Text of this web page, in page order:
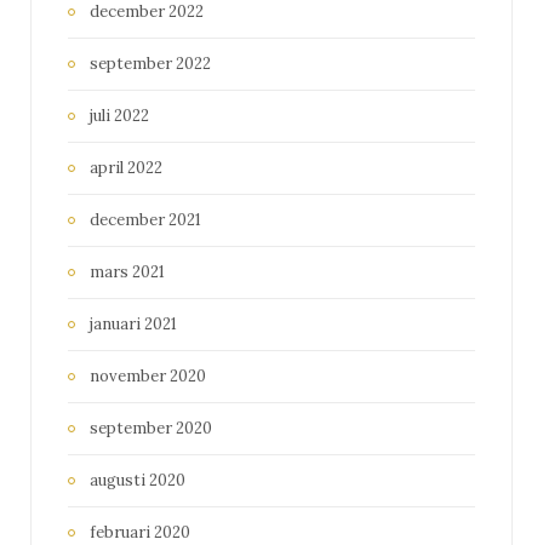
december 2022
september 2022
juli 2022
april 2022
december 2021
mars 2021
januari 2021
november 2020
september 2020
augusti 2020
februari 2020